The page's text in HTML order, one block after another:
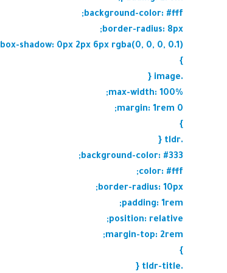
background-color: #fff;
border-radius: 8px;
box-shadow: 0px 2px 6px rgba(0, 0, 0, 0.1);
}
.image {
max-width: 100%;
margin: 1rem 0;
}
.tldr {
background-color: #333;
color: #fff;
border-radius: 10px;
padding: 1rem;
position: relative;
margin-top: 2rem;
}
.tldr-title {